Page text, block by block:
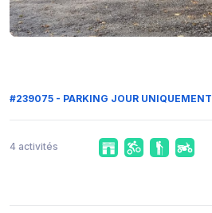
#239075 - PARKING JOUR UNIQUEMENT
4 activités